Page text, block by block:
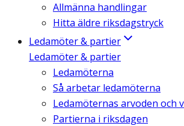
Allmänna handlingar
Hitta äldre riksdagstryck
Ledamöter & partier
Ledamöter & partier
Ledamöterna
Så arbetar ledamöterna
Ledamöternas arvoden och
Partierna i riksdagen